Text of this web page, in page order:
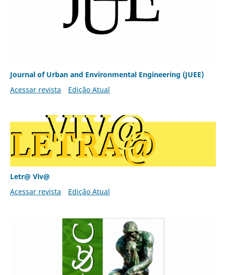
Journal of Urban and Environmental Engineering (JUEE)
Acessar revista
Edição Atual
Letr@ Viv@
Acessar revista
Edição Atual